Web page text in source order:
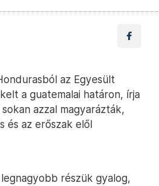
az Egyesült
a guatemalai határon, írja
azzal magyarázták,
és az erőszak elől
részük gyalog,